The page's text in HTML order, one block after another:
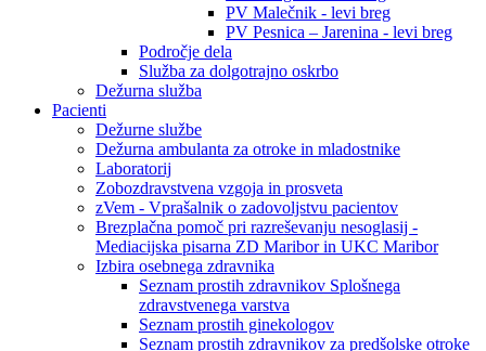
PV Malečnik - levi breg
PV Pesnica – Jarenina - levi breg
Področje dela
Služba za dolgotrajno oskrbo
Dežurna služba
Pacienti
Dežurne službe
Dežurna ambulanta za otroke in mladostnike
Laboratorij
Zobozdravstvena vzgoja in prosveta
zVem - Vprašalnik o zadovoljstvu pacientov
Brezplačna pomoč pri razreševanju nesoglasij -
Mediacijska pisarna ZD Maribor in UKC Maribor
Izbira osebnega zdravnika
Seznam prostih zdravnikov Splošnega
zdravstvenega varstva
Seznam prostih ginekologov
Seznam prostih zdravnikov za predšolske otroke